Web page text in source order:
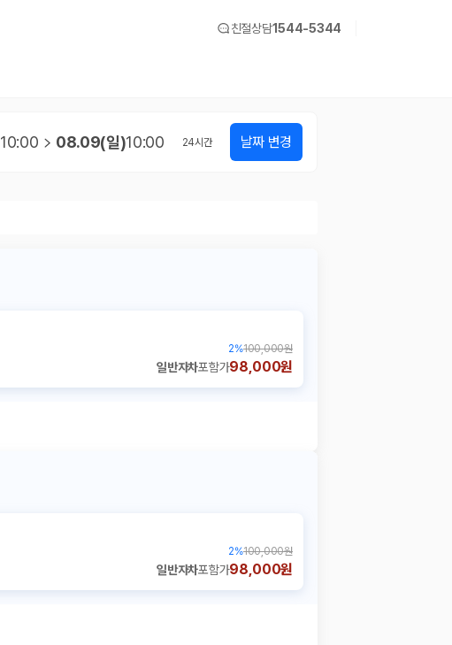
친절상담1544-5344
10:00 08.09(일)10:00 24시간 날짜 변경
2%100,000원
일반자차포함가98,000원
2%100,000원
일반자차포함가98,000원